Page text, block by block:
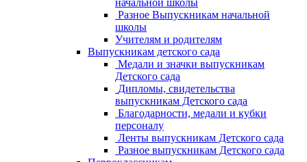
начальной школы
Разное Выпускникам начальной
школы
Учителям и родителям
Выпускникам детского сада
Медали и значки выпускникам
Детского сада
Дипломы, свидетельства
выпускникам Детского сада
Благодарности, медали и кубки
персоналу
Ленты выпускникам Детского сада
Разное выпускникам Детского сада